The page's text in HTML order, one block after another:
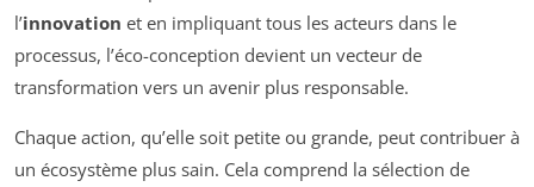
l’innovation et en impliquant tous les acteurs dans le
processus, l’éco-conception devient un vecteur de
transformation vers un avenir plus responsable.
Chaque action, qu’elle soit petite ou grande, peut contribuer à
un écosystème plus sain. Cela comprend la sélection de